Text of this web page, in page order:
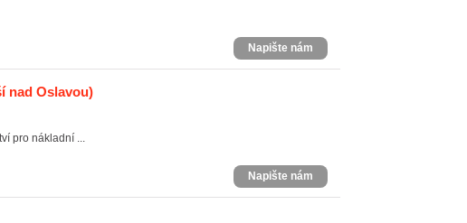
Napište nám
nad Oslavou)
pro nákladní ...
Napište nám